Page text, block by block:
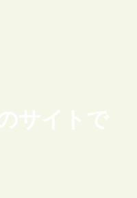
サイトで